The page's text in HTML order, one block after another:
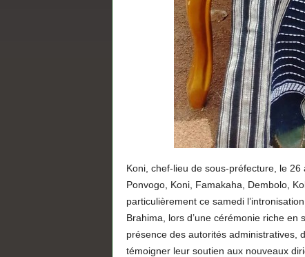
Koni, chef-lieu de sous-préfecture, le 26
Ponvogo, Koni, Famakaha, Dembolo,
particulièrement ce samedi
Brahima, lors d’une cérémonie riche en
présence des autorités administratives,
témoigner leur soutien aux nouveaux